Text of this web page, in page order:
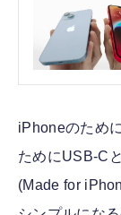
iPhoneのため
ためにUSB-C
(Made for